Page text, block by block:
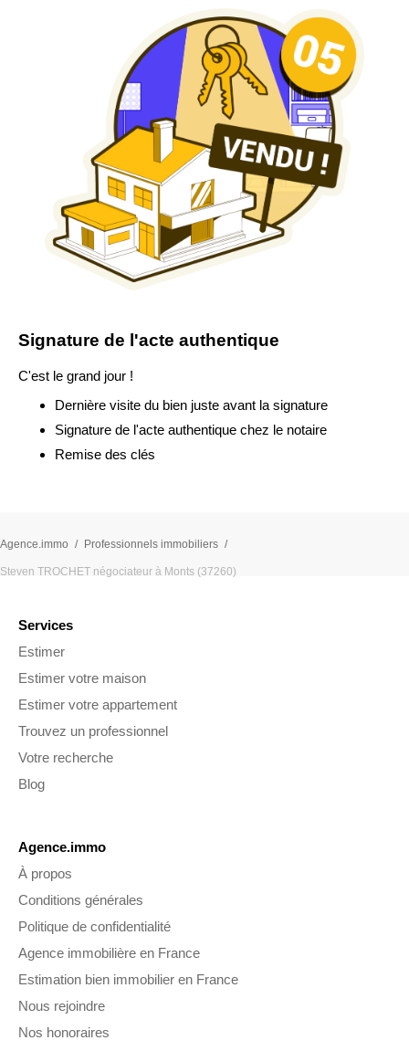
Signature de l'acte authentique
C'est le grand jour !
Dernière visite du bien juste avant la signature
Signature de l'acte authentique chez le notaire
Remise des clés
Agence.immo Professionnels immobiliers
Steven TROCHET négociateur à Monts (37260)
Services
Estimer
Estimer votre maison
Estimer votre appartement
Trouvez un professionnel
Votre recherche
Blog
Agence.immo
À propos
Conditions générales
Politique de confidentialité
Agence immobilière en France
Estimation bien immobilier en France
Nous rejoindre
Nos honoraires